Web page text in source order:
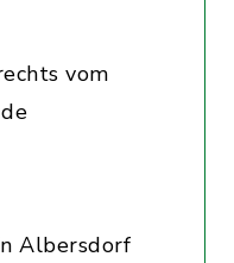
vom
Albersdorf